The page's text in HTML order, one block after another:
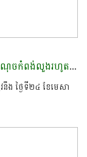
កិច្ចសហការ​ ចុះត្រួតពិនិត្យរបាំងលបណរ៉ាវ ចាប់ពីចំណុចកំពង់លួងរហូតដល់​ ចំណុចជ្រោយវែងព្រំប្រទល់ស្រុកក្រគរ​ និងស្រុក​កណ្ដៀង​
ង ថ្ងៃទី២៤ ខែមេសា